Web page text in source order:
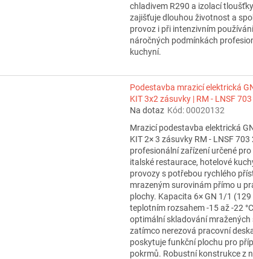
chladivem R290 a izolací
zajišťuje dlouhou životnost a
provoz i při intenzivním
náročných podmínkách
kuchyní.
Podestavba mrazicí elektrická
KIT 3x2 zásuvky | RM - LNSF
Na dotaz Kód:00020132
Mrazicí podestavba elektrická
KIT 2× 3 zásuvky RM - LNSF 703
profesionální zařízení určené pro
italské restaurace, hotelové
provozy s potřebou rychlého
mrazeným surovinám přímo u
plochy. Kapacita 6× GN 1/1 (129
teplotním rozsahem -15 až -22
optimální skladování mražených
zatímco nerezová pracovní
poskytuje funkční plochu pro
pokrmů. Robustní konstrukce z